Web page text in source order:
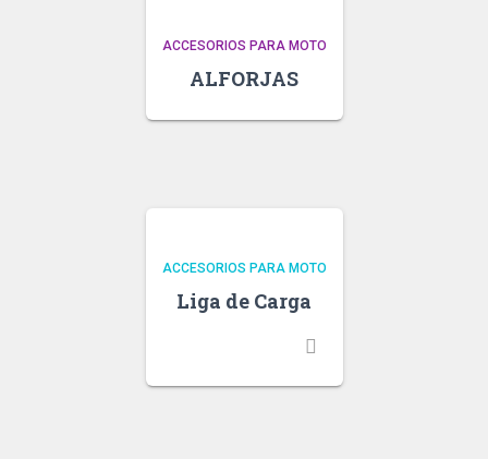
ACCESORIOS PARA MOTO
ALFORJAS
ACCESORIOS PARA MOTO
Liga de Carga